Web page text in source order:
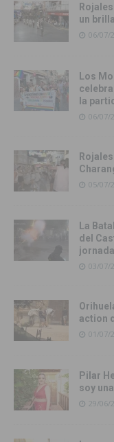
un
06/07/
Los
la
06/07/
05/07/
La
del
03/07/
action
01/07/
Pilar
soy
29/06/